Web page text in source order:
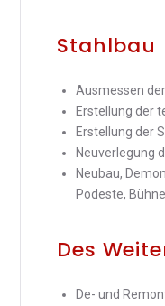
Stahlbau
Ausmessen
Erstellung der
Erstellung der
Neuverlegung
Neubau,
Podeste,
Des
De- und